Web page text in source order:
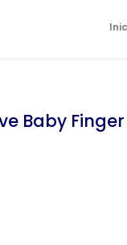
Baby Finger